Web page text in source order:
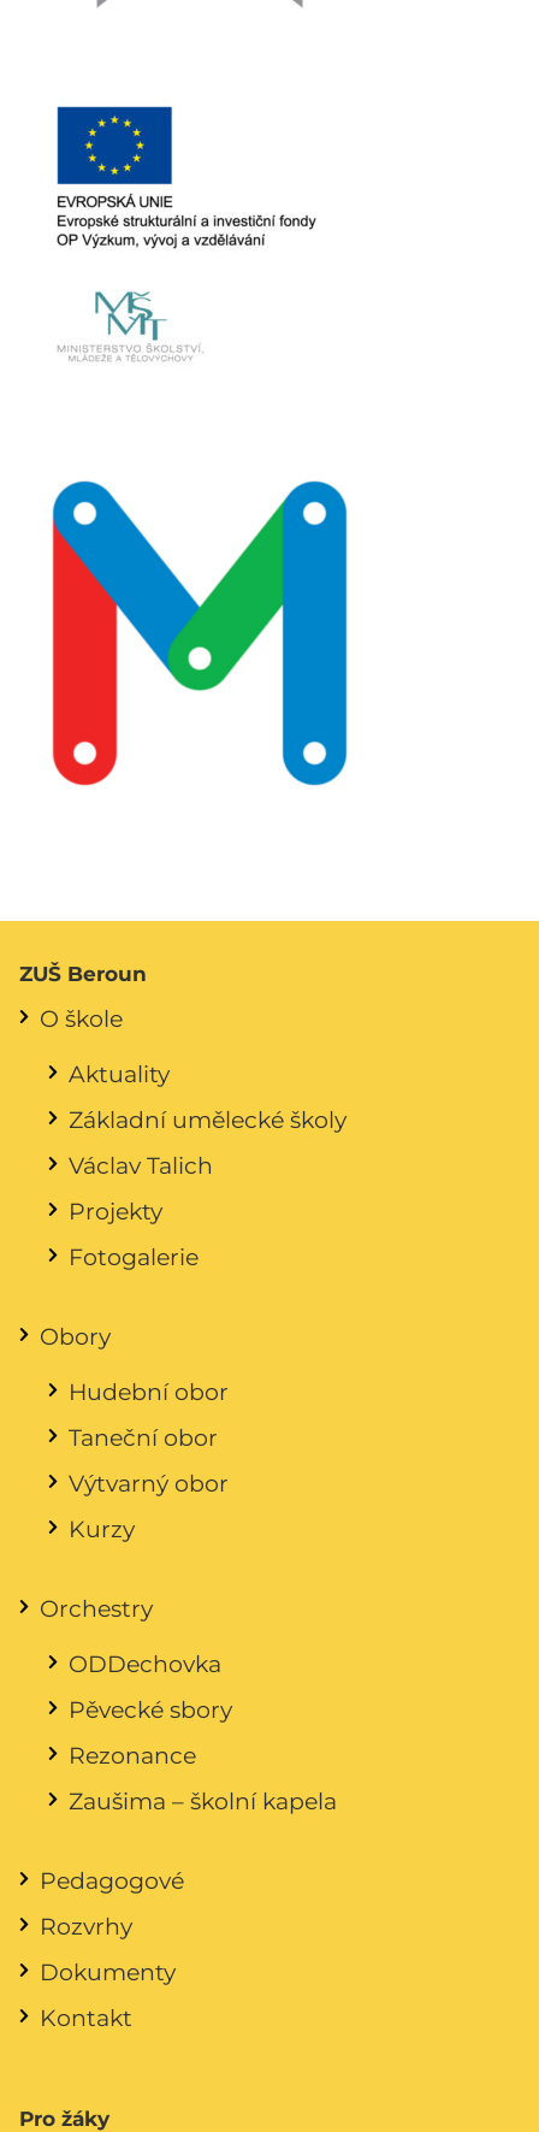
ZUŠ Beroun
O škole
Aktuality
Základní umělecké školy
Václav Talich
Projekty
Fotogalerie
Obory
Hudební obor
Taneční obor
Výtvarný obor
Kurzy
Orchestry
ODDechovka
Pěvecké sbory
Rezonance
Zaušima – školní kapela
Pedagogové
Rozvrhy
Dokumenty
Kontakt
Pro žáky